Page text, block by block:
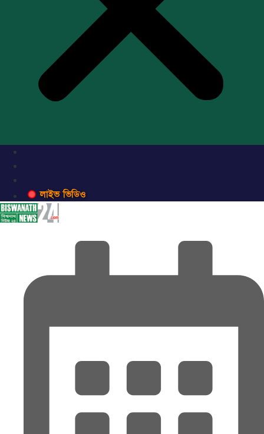
লাইভ ভিডিও